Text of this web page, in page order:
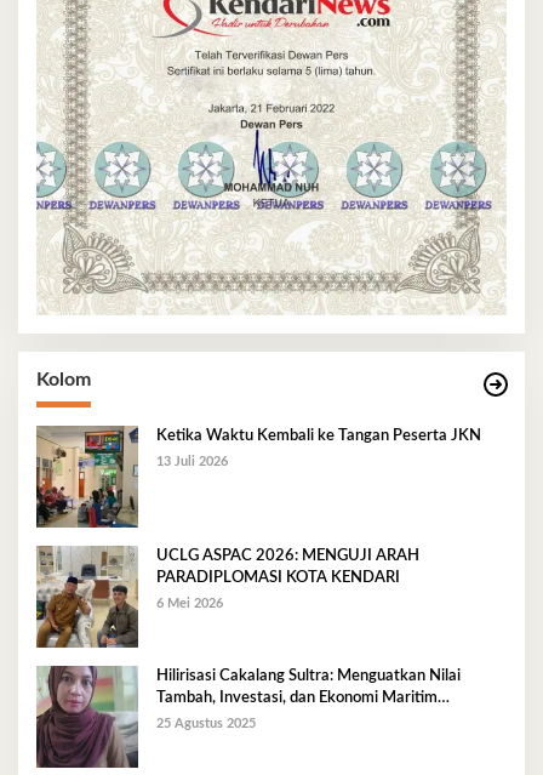
Kolom
Ketika Waktu Kembali ke Tangan Peserta JKN
13 Juli 2026
UCLG ASPAC 2026: MENGUJI ARAH
PARADIPLOMASI KOTA KENDARI
6 Mei 2026
Hilirisasi Cakalang Sultra: Menguatkan Nilai
Tambah, Investasi, dan Ekonomi Maritim
Berkelanjutan
25 Agustus 2025